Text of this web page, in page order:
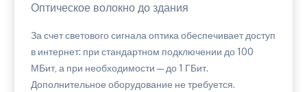
Оптическое волокно до здания
За счет светового сигнала оптика обеспечивает доступ
в интернет: при стандартном подключении до 100
МБит, а при необходимости — до 1 ГБит.
Дополнительное оборудование не требуется.